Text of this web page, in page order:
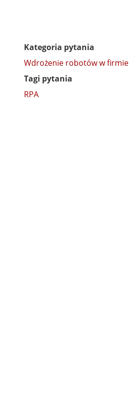
Kategoria pytania
Wdrożenie robotów w firmie
Tagi pytania
RPA